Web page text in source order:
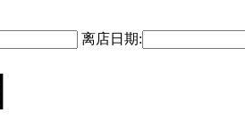
离店日期: